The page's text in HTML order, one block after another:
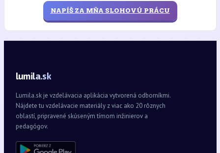
NAPÍŠ ZA MŇA SLOHOVÚ PRÁCU
lumila.sk
Lumila.sk je vzdelávacia aplikácia vytvorená odborníkmi.
Nájdete tu vzdelávacie materiály z viac ako 20 rôznych
oblastí, pripravené skúseným tímom inžinierov a
pedagógov.